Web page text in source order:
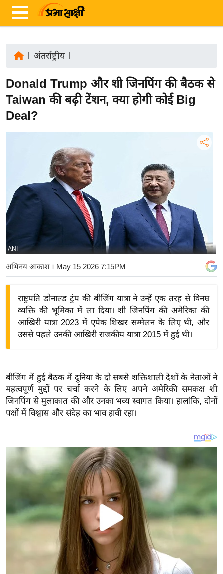
ज़ा
ख
ब
र
त
र्रा
ष्ट्री
बि
ज़
ने
द्यो
त
वि
शे
ष
य
ज
ल
अंतर्राष्ट्रीय|
Donald Trump और शी जिनपिंग की बैठक से
Taiwan की बढ़ी टेंशन, क्या होगी कोई Big
Deal?
ANI
अभिनय आकाश। May 15 2026 7:15PM
राष्ट्रपति डोनाल्ड ट्रंप की बीजिंग यात्रा ने उन्हें एक तरह से विनम्र
व्यक्ति की भूमिका में ला दिया। शी जिनपिंग की अमेरिका की
आखिरी यात्रा 2023 में एपेक शिखर सम्मेलन के लिए थी, और
उससे पहले उनकी आखिरी राजकीय यात्रा 2015 में हुई थी।
बीजिंग में हुई बैठक में दुनिया के दो सबसे शक्तिशाली देशों के नेताओं ने
महत्वपूर्ण मुद्दों पर चर्चा करने के लिए अपने अमेरिकी समकक्ष शी
जिनपिंग से मुलाकात की और उनका भव्य स्वागत किया। हालांकि, दोनों
पक्षों में विश्वास और संदेह का भाव हावी रहा।